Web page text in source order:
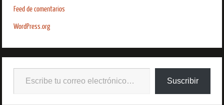
Feed de comentarios
WordPress.org
Suscribir